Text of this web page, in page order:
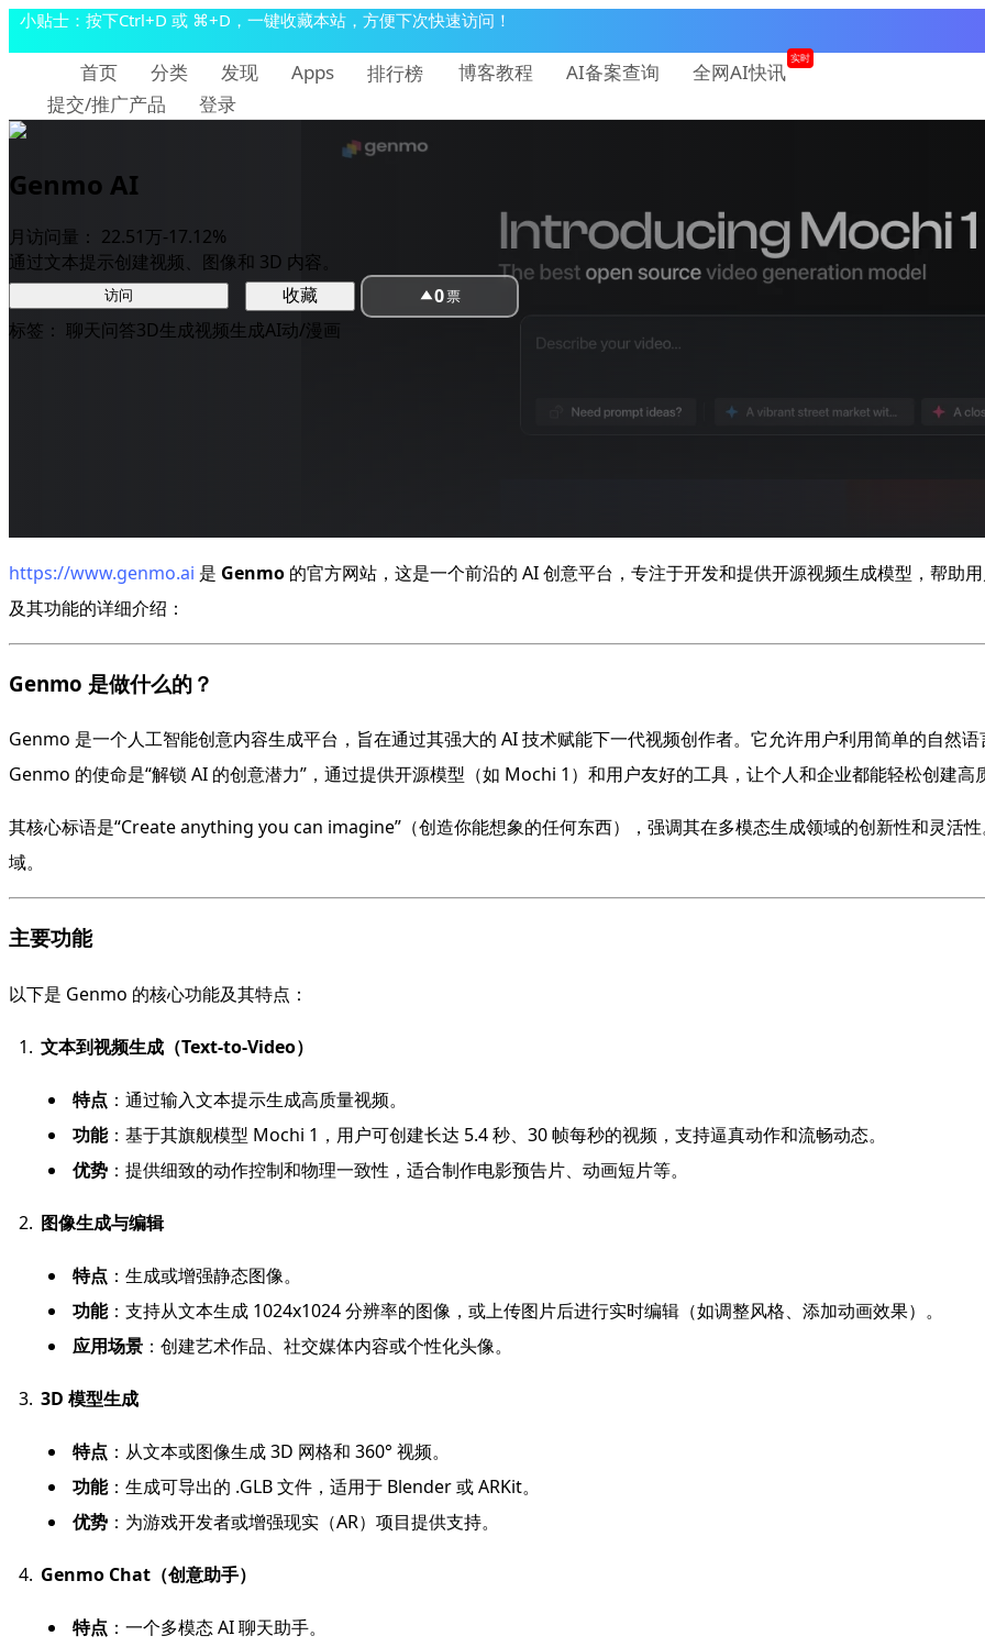
小贴士：按下Ctrl+D 或 ⌘+D，一键收藏本站，方便下次快速访问！
首页 分类 发现 Apps 排行榜 博客教程 AI备案查询 全网AI快讯
实时
提交/推广产品 登录
Genmo AI
月访问量： 22.51万-17.12%
通过文本提示创建视频、图像和 3D 内容。
访问 收藏 0票
标签： 聊天问答3D生成视频生成AI动/漫画
https://www.genmo.ai 是 Genmo 的官方网站，这是一个前沿的 AI 创意平台，专注于开发和提供开源视频生成模型，帮助
及其功能的详细介绍：
Genmo 是做什么的？
Genmo 是一个人工智能创意内容生成平台，旨在通过其强大的 AI 技术赋能下一代视频创作者。它允许用户利用简单的自然
Genmo 的使命是“解锁 AI 的创意潜力”，通过提供开源模型（如 Mochi 1）和用户友好的工具，让个人和企业都能轻松创建高
其核心标语是“Create anything you can imagine”（创造你能想象的任何东西），强调其在多模态生成领域的创新性和灵活
域。
主要功能
以下是 Genmo 的核心功能及其特点：
文本到视频生成（Text-to-Video）
特点 ：通过输入文本提示生成高质量视频。
功能：基于其旗舰模型 Mochi 1，用户可创建长达 5.4 秒、30 帧每秒的视频，支持逼真动作和流畅动态。
优势：提供细致的动作控制和物理一致性，适合制作电影预告片、动画短片等。
图像生成与编辑
特点 ：生成或增强静态图像。
功能：支持从文本生成 1024x1024 分辨率的图像，或上传图片后进行实时编辑（如调整风格、添加动画效果）。
应用场景：创建艺术作品、社交媒体内容或个性化头像。
3D 模型生成
特点 ：从文本或图像生成 3D 网格和 360° 视频。
功能：生成可导出的 .GLB 文件，适用于 Blender 或 ARKit。
优势：为游戏开发者或增强现实（AR）项目提供支持。
Genmo Chat（创意助手）
特点 ：一个多模态 AI 聊天助手。